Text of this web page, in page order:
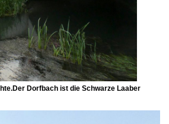
Dorfbach ist die Schwarze Laaber